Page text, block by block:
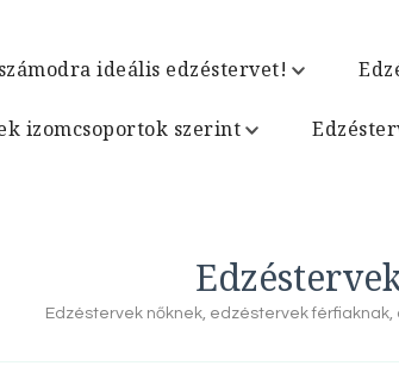
ideális edzéstervet!
izomcsoportok szerint
Edzéstervek nőknek, edzéstervek